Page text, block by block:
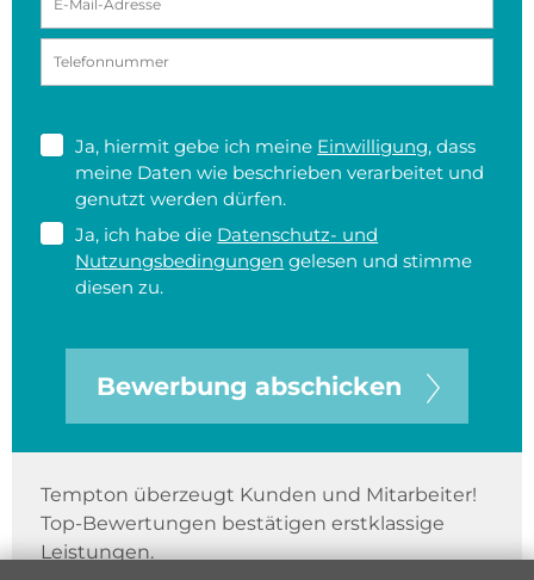
Ja, hiermit gebe ich meine Einwilligung, dass
meine Daten wie beschrieben verarbeitet und
genutzt werden dürfen.
Ja, ich habe die Datenschutz- und
Nutzungsbedingungen gelesen und stimme
diesen zu.
Bewerbung abschicken
Tempton überzeugt Kunden und Mitarbeiter!
Top-Bewertungen bestätigen erstklassige
Leistungen.